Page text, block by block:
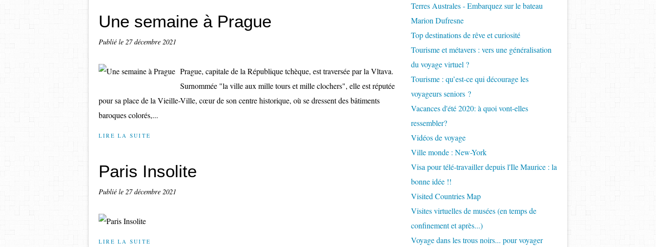
Une semaine à Prague
Publié le 27 décembre 2021
Prague, capitale de la République tchèque, est traversée par la Vltava.
Surnommée "la ville aux mille tours et mille clochers", elle est réputée
pour sa place de la Vieille-Ville, cœur de son centre historique, où se dressent des bâtiments
baroques colorés,...
LIRE LA SUITE
Paris Insolite
Publié le 27 décembre 2021
LIRE LA SUITE
Terres Australes - Embarquez sur le bateau
Marion Dufresne
Top destinations de rêve et curiosité
Tourisme et métavers : vers une généralisation
du voyage virtuel ?
Tourisme : qu’est-ce qui décourage les
voyageurs seniors ?
Vacances d'été 2020: à quoi vont-elles
ressembler?
Vidéos de voyage
Ville monde : New-York
Visa pour télé-travailler depuis l'Ile Maurice : la
bonne idée !!
Visited Countries Map
Visites virtuelles de musées (en temps de
confinement et après...)
Voyage dans les trous noirs... pour voyager